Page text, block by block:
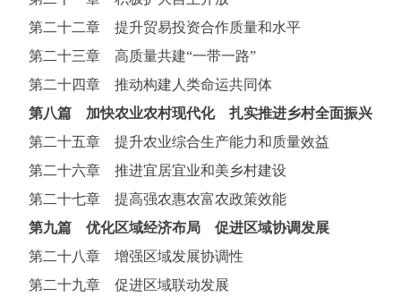
第二十二章 提升贸易投资合作质量和水平
第二十三章 高质量共建“一带一路”
第二十四章 推动构建人类命运共同体
第八篇 加快农业农村现代化 扎实推进乡村全面振兴
第二十五章 提升农业综合生产能力和质量效益
第二十六章 推进宜居宜业和美乡村建设
第二十七章 提高强农惠农富农政策效能
第九篇 优化区域经济布局 促进区域协调发展
第二十八章 增强区域发展协调性
第二十九章 促进区域联动发展